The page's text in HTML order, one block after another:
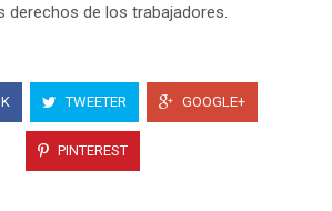
derechos de los trabajadores.
TWEETER GOOGLE+
PINTEREST